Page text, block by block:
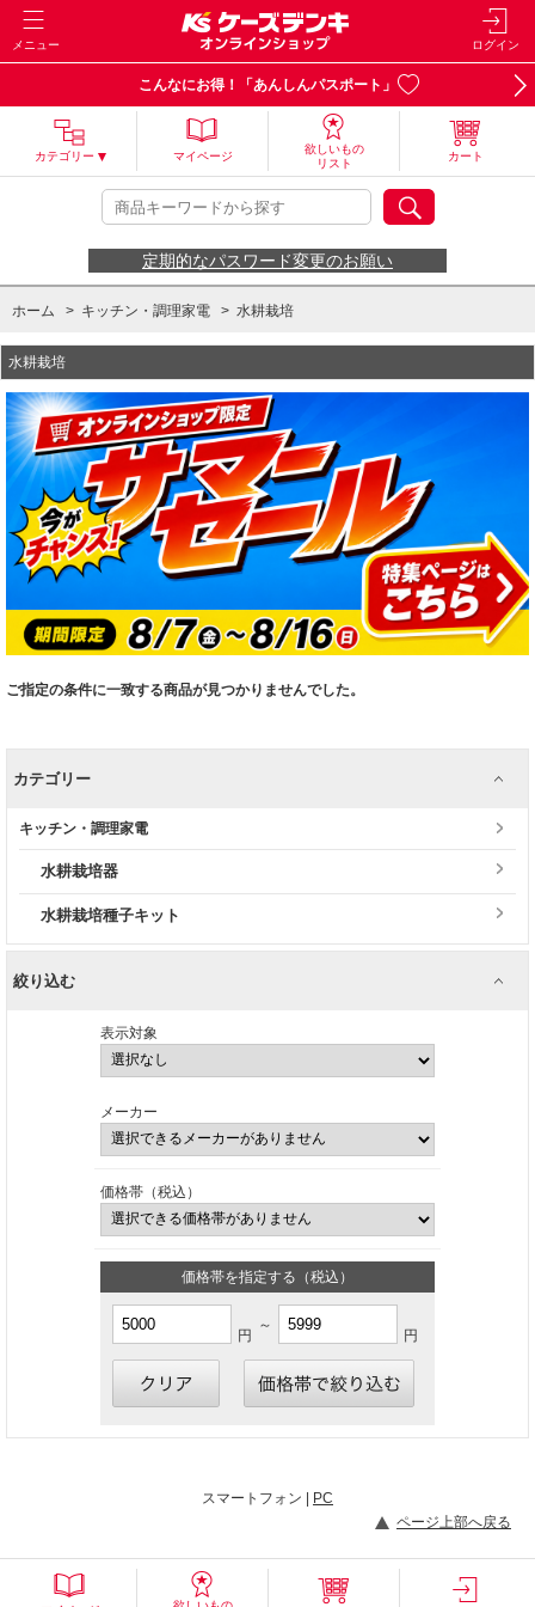
メニュー ログイン
こんなにお得！「あんしんパスポート」
カテゴリー マイページ
欲しいもの
リスト
カート
定期的なパスワード変更のお願い
ホーム > キッチン・調理家電 > 水耕栽培
水耕栽培
ご指定の条件に一致する商品が見つかりませんでした。
カテゴリー
キッチン・調理家電
水耕栽培器
水耕栽培種子キット
絞り込む
表示対象
メーカー
価格帯（税込）
価格帯を指定する（税込）
円
～
円
スマートフォン | PC
ページ上部へ戻る